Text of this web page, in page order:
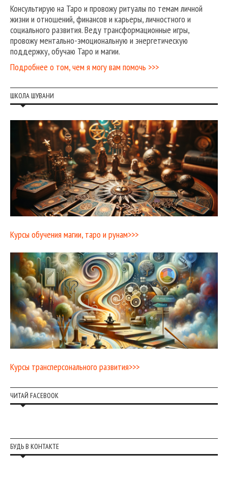
Консультирую на Таро и провожу ритуалы по темам личной
жизни и отношений, финансов и карьеры, личностного и
социального развития. Веду трансформационные игры,
провожу ментально-эмоциональную и энергетическую
поддержку, обучаю Таро и магии.
Подробнее о том, чем я могу вам помочь >>>
ШКОЛА ШУВАНИ
Курсы обучения магии, таро и рунам>>>
Курсы трансперсонального развития>>>
ЧИТАЙ FACEBOOK
БУДЬ В КОНТАКТЕ